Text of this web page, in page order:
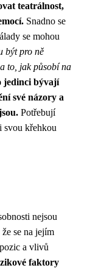
teatrálnost,
Snadno se
se mohou
být pro ně
to, jak působí na
jedinci bývají
své názory a
Potřebují
svou křehkou
nejsou
se na jejím
a vlivů
faktory